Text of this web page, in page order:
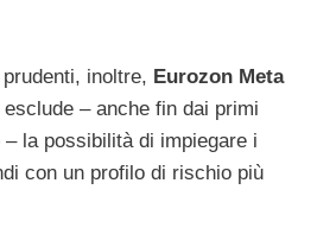
inoltre, Eurozon Meta
– anche fin dai primi
– la possibilità di impiegare i
con un profilo di rischio più